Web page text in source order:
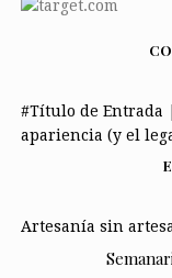
#Título de
apariencia (y el
Artesanía sin